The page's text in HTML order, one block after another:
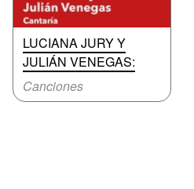
LUCIANA JURY Y
JULIÁN VENEGAS:
Canciones